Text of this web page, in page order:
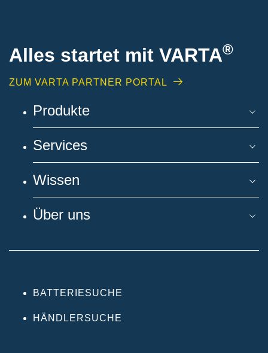
Alles startet mit VARTA®
ZUM VARTA PARTNER PORTAL
Produkte
Services
Wissen
Über uns
BATTERIESUCHE
HÄNDLERSUCHE